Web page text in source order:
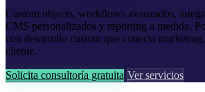
Custom objects, workflows avanzados,
CMS personalizados y reporting a medida.
con desarrollo custom que conecta
cliente.
Solicita consultoría gratuita Ver servicios